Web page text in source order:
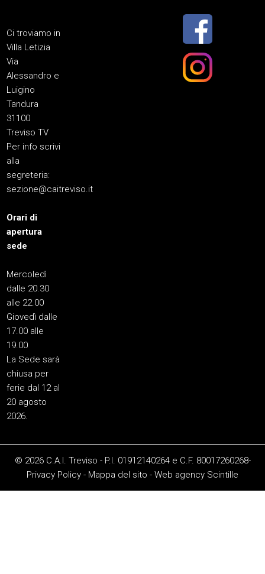
Ci troviamo in
Villa Letizia
Via
Alessandro e
Luigino
Tandura
31100
Treviso TV
Per info scrivi
alla
segreteria:
sezione@caitreviso.it
Orari di
apertura
sede
Mercoledì
dalle 20.30
alle 22.00
Giovedì dalle
17.00 alle
19.00
La Sede sarà
chiusa per
ferie dal 12 al
20 agosto
2026.
© 2026 C.A.I. Treviso - P.I. 01912140264 e C.F. 80017260268-
Privacy Policy - Mappa del sito - Web agency Scintille